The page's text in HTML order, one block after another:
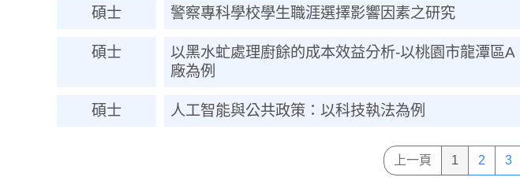
碩士 警察專科學校學生職涯選擇影響因素之研究
碩士
以黑水虻處理廚餘的成本效益分析-以桃園市龍潭區A
廠為例
碩士 人工智能與公共政策：以科技執法為例
上一頁 1 2 3